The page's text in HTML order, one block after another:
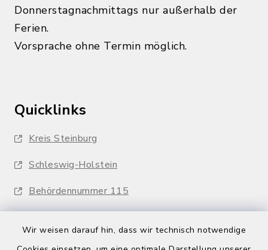
Wir weisen darauf hin, dass wir technisch notwendige
Donnerstagnachmittags nur außerhalb der
Ferien.
Vorsprache ohne Termin möglich.
Quicklinks
Kreis Steinburg
Schleswig-Holstein
Behördennummer 115